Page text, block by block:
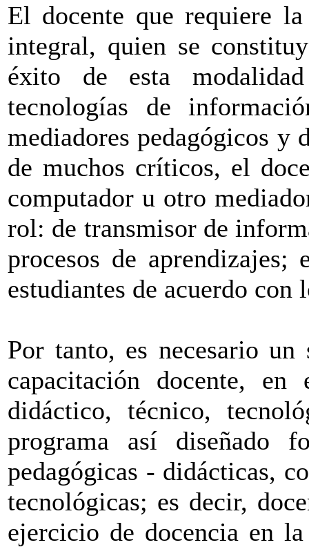
El docente que requiere
integral, quien se
éxito de esta
tecnologías de
mediadores pedagógicos y
de muchos críticos, el
computador u otro
rol: de transmisor de
procesos de
estudiantes de acuerdo con
Por tanto, es necesario
capacitación docente,
didáctico, técnico,
programa así diseñado
pedagógicas - didácticas,
tecnológicas; es decir,
ejercicio de docencia en